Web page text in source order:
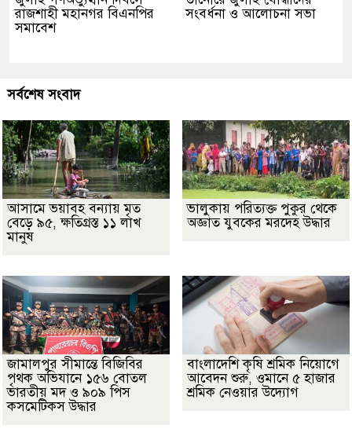
রাজশাহী মহানগর বিএনপির
সমাবেশ
সংবর্ধনা ও আলোচনা সভা
সর্বশেষ সংবাদ
আসামে ভয়াবহ বন্যায় মৃত
বেড়ে ৯৫, ক্ষতিগ্রস্ত ১১ লাখ
মানুষ
ভালুকায় পরিত্যক্ত পুকুর থেকে
অজ্ঞাত যুবকের মরদেহ উদ্ধার
জামালপুর সীমান্তে বিজিবির
পৃথক অভিযানে ১৫৬ বোতল
ভারতীয় মদ ও ৯০৯ পিস
কসমেটিকস উদ্ধার
বাংলাদেশি কৃষি শ্রমিক নিয়োগে
আবেদন শুরু, ওমানে ৫ হাজার
শ্রমিক নেওয়ার উদ্যোগ